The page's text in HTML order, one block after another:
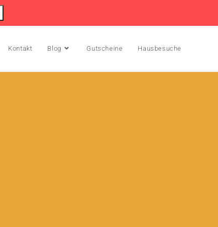
Kontakt Blog Gutscheine Hausbesuche